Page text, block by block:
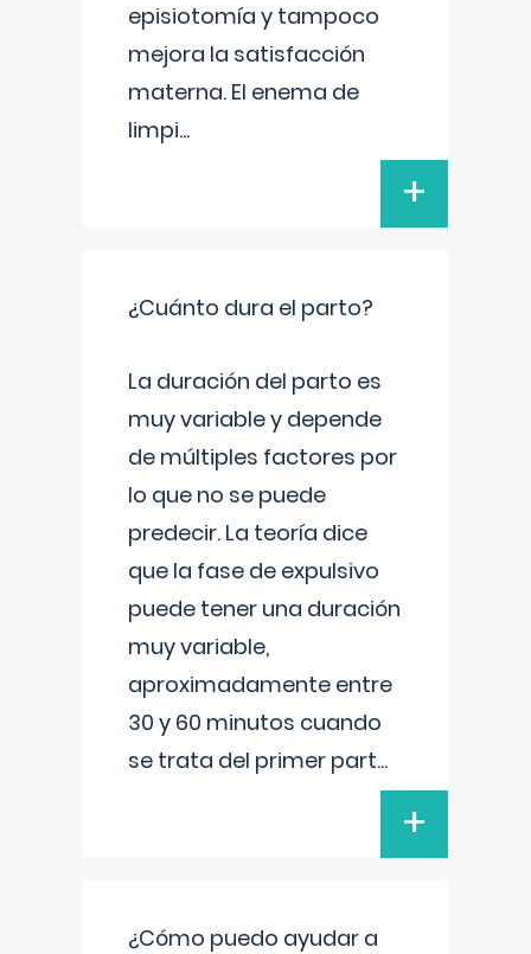
episiotomía y tampoco
mejora la satisfacción
materna. El enema de
limpi...
+
¿Cuánto dura el parto?
La duración del parto es
muy variable y depende
de múltiples factores por
lo que no se puede
predecir. La teoría dice
que la fase de expulsivo
puede tener una duración
muy variable,
aproximadamente entre
30 y 60 minutos cuando
se trata del primer part...
+
¿Cómo puedo ayudar a